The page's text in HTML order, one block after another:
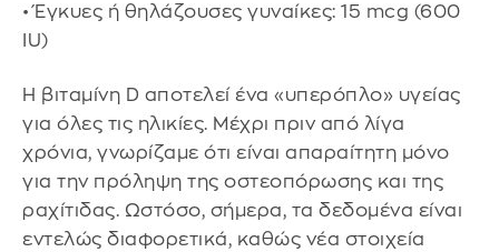
• Έγκυες ή θηλάζουσες γυναίκες: 15 mcg (600
IU)
Η βιταμίνη D αποτελεί ένα «υπερόπλο» υγείας
για όλες τις ηλικίες. Μέχρι πριν από λίγα
χρόνια, γνωρίζαμε ότι είναι απαραίτητη μόνο
για την πρόληψη της οστεοπόρωσης και της
ραχίτιδας. Ωστόσο, σήμερα, τα δεδομένα είναι
εντελώς διαφορετικά, καθώς νέα στοιχεία